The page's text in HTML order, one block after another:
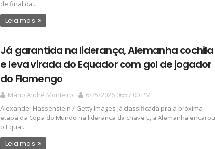
de final da...
Leia mais
Já garantida na liderança, Alemanha cochila
e leva virada do Equador com gol de jogador
do Flamengo
Mário André Monteiro
6/25/2026 06:57:00 PM
Alexander Hassenstein / Getty Images Já classificada pra a próxima
etapa da Copa do Mundo na liderança da chave E, a Alemanha encarou
o Equa...
Leia mais